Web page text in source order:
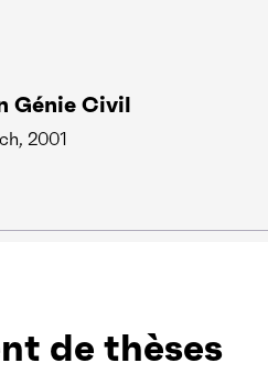
Génie Civil
2001
de thèses